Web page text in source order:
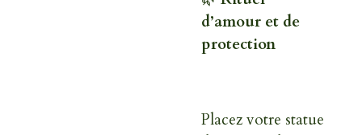
d’amour et de
protection
Placez votre statue